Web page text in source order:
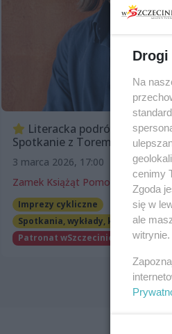
Literacka podróż wokół
Spotkanie z Torem
3 marca 2026, 17:00
Zamek Książąt Pomorskich w
Imprezy cykliczne
Spotkania, wykłady, konferencje
Patronat wSzczecinie.pl
Na
cenimy
Zgoda
się w
ale
witrynie.